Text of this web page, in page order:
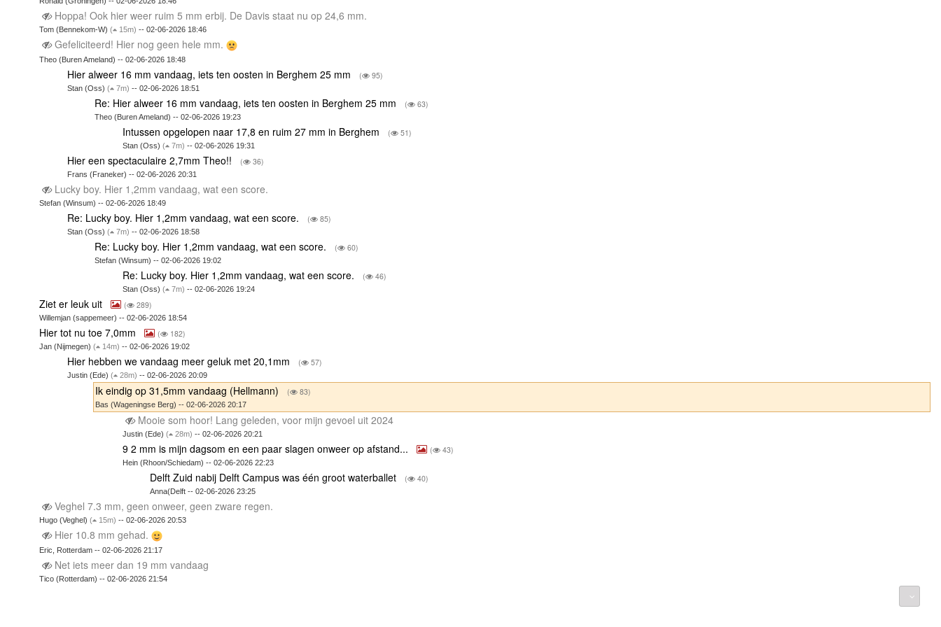
Hoppa! Ook hier weer ruim 5 mm erbij. De Davis staat nu op 24,6 mm.
Tom (Bennekom-W)( 15m) -- 02-06-2026 18:46
Gefeliciteerd! Hier nog geen hele mm.
Theo (Buren Ameland) -- 02-06-2026 18:48
Hier alweer 16 mm vandaag, iets ten oosten in Berghem 25 mm ( 95)
Stan (Oss) ( 7m) -- 02-06-2026 18:51
Re: Hier alweer 16 mm vandaag, iets ten oosten in Berghem 25 mm ( 63)
Theo (Buren Ameland) -- 02-06-2026 19:23
Intussen opgelopen naar 17,8 en ruim 27 mm in Berghem ( 51)
Stan (Oss) ( 7m) -- 02-06-2026 19:31
Hier een spectaculaire 2,7mm Theo!! ( 36)
Frans (Franeker) -- 02-06-2026 20:31
Lucky boy. Hier 1,2mm vandaag, wat een score.
Stefan (Winsum) -- 02-06-2026 18:49
Re: Lucky boy. Hier 1,2mm vandaag, wat een score. ( 85)
Stan (Oss) ( 7m) -- 02-06-2026 18:58
Re: Lucky boy. Hier 1,2mm vandaag, wat een score. ( 60)
Stefan (Winsum) -- 02-06-2026 19:02
Re: Lucky boy. Hier 1,2mm vandaag, wat een score. ( 46)
Stan (Oss) ( 7m) -- 02-06-2026 19:24
Ziet er leuk uit ( 289)
Willemjan (sappemeer) -- 02-06-2026 18:54
Hier tot nu toe 7,0mm ( 182)
Jan (Nijmegen)( 14m) -- 02-06-2026 19:02
Hier hebben we vandaag meer geluk met 20,1mm ( 57)
Justin (Ede) ( 28m) -- 02-06-2026 20:09
Ik eindig op 31,5mm vandaag (Hellmann) ( 83)
Bas (Wageningse Berg) -- 02-06-2026 20:17
Mooie som hoor! Lang geleden, voor mijn gevoel uit 2024
Justin (Ede) ( 28m) -- 02-06-2026 20:21
9 2 mm is mijn dagsom en een paar slagen onweer op afstand... ( 43)
Hein (Rhoon/Schiedam) -- 02-06-2026 22:23
Delft Zuid nabij Delft Campus was één groot waterballet ( 40)
Anna(Delft -- 02-06-2026 23:25
Veghel 7.3 mm, geen onweer, geen zware regen.
Hugo (Veghel)( 15m) -- 02-06-2026 20:53
Hier 10.8 mm gehad.
Eric, Rotterdam -- 02-06-2026 21:17
Net iets meer dan 19 mm vandaag
Tico (Rotterdam) -- 02-06-2026 21:54